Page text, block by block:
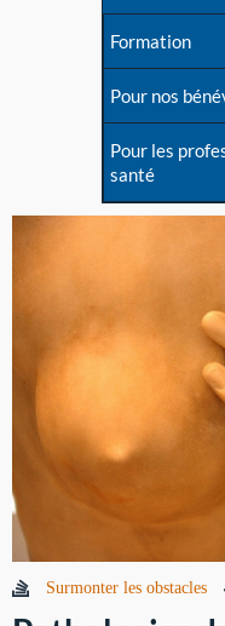
Formation
Pour nos
Pour les
santé
Surmonter les obstacles